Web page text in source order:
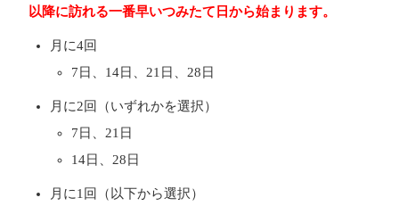
以降に訪れる一番早いつみたて日から始まります。
月に4回
7日、14日、21日、28日
月に2回（いずれかを選択）
7日、21日
14日、28日
月に1回（以下から選択）